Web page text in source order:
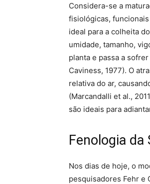
Considera-se a
fisiológicas,
ideal para a colheita
umidade, tamanho,
planta e passa a
Caviness, 1977). O
relativa do ar,
(Marcandalli et al.,
são ideais para
Fenologia da
Nos dias de hoje, o
pesquisadores Fehr e